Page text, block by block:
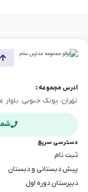
آدرس مجموعه :
تهران، پونک جنوبی، بلوار
دسترسی سریع
ثبت نام
پیش دبستانی و دبستان
دبیرستان دوره اول